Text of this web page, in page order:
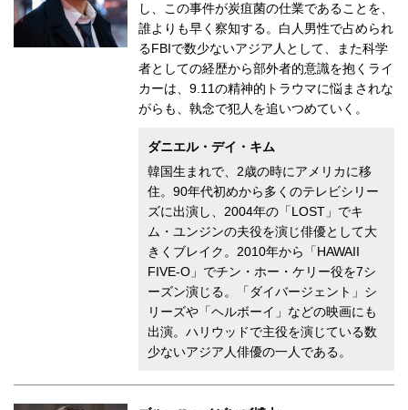
し、この事件が炭疽菌の仕業であることを、
誰よりも早く察知する。白人男性で占められ
るFBIで数少ないアジア人として、また科学
者としての経歴から部外者的意識を抱くライ
カーは、9.11の精神的トラウマに悩まされな
がらも、執念で犯人を追いつめていく。
ダニエル・デイ・キム
韓国生まれで、2歳の時にアメリカに移
住。90年代初めから多くのテレビシリー
ズに出演し、2004年の「LOST」でキ
ム・ユンジンの夫役を演じ俳優として大
きくブレイク。2010年から「HAWAII
FIVE-O」でチン・ホー・ケリー役を7シ
ーズン演じる。「ダイバージェント」シ
リーズや「ヘルボーイ」などの映画にも
出演。ハリウッドで主役を演じている数
少ないアジア人俳優の一人である。